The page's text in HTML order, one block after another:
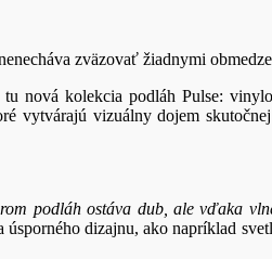
zväzovať žiadnymi
nová kolekcia podláh Pulse:
vytvárajú vizuálny dojem
podláh ostáva dub, ale vďaka
dizajnu, ako napríklad